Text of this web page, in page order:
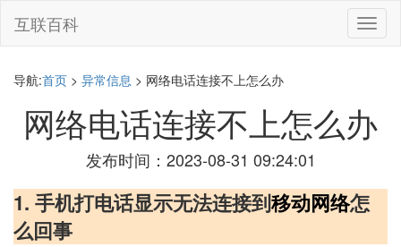
切
换
互联百科
导航:首页 > 异常信息 > 网络电话连接不上怎么办
网络电话连接不上怎么办
发布时间：2023-08-31 09:24:01
1. 手机打电话显示无法连接到移动网络怎
么回事